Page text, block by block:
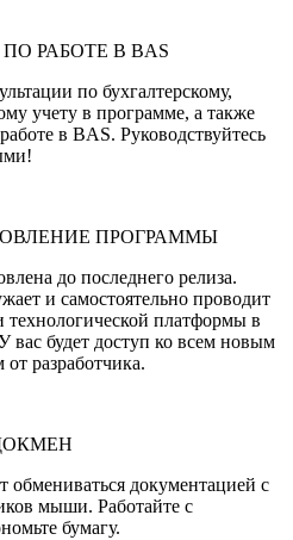
РАБОТЕ В BAS
по бухгалтерскому,
учету в программе, а также
в BAS. Руководствуйтесь
ПРОГРАММЫ
до последнего релиза.
и самостоятельно проводит
платформы в
вас будет доступ ко всем новым
разработчика.
обмениваться документацией с
мыши. Работайте с
бумагу.